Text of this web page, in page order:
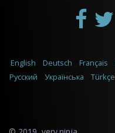
English Deutsch Français
Русский
Українська Türkçe